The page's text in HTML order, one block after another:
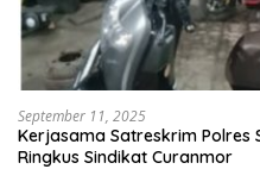
September 11, 2025
Kerjasama Satreskrim Polres
Ringkus Sindikat Curanmor